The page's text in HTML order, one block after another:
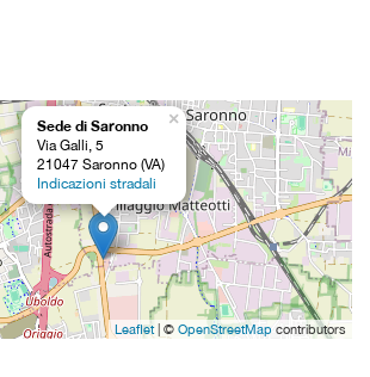
Sede di Saronno
Via Galli, 5
21047 Saronno (VA)
Indicazioni stradali
×
Leaflet| © OpenStreetMap contributors